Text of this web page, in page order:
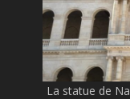
La statue de